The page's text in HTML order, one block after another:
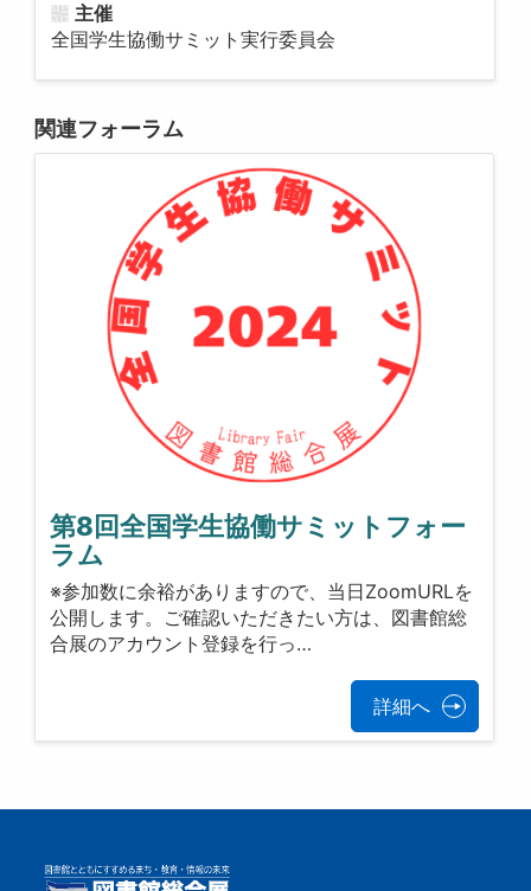
主催
全国学生協働サミット実行委員会
関連フォーラム
第8回全国学生協働サミットフォー
ラム
※参加数に余裕がありますので、当日ZoomURLを
公開します。ご確認いただきたい方は、図書館総
合展のアカウント登録を行っ…
詳細へ